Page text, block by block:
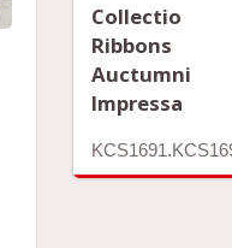
Collectio
Ribbons
Auctumni
Impressa